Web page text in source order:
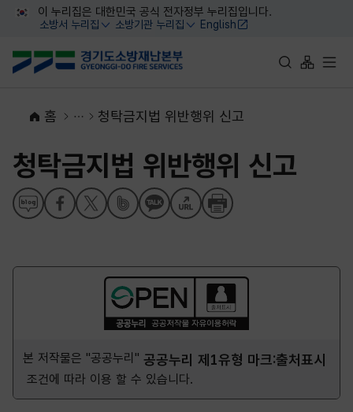
대메뉴 바로가기
본문 바로가기
이 누리집은 대한민국 공식 전자정부 누리집입니다.
소방서 누리집
열기
소방기관 누리집
열기
English
통합검색 바로가
사이트맵
전체
홈 청탁금지법 위반행위 신고
청탁금지법 위반행위 신고
본 저작물은 "공공누리" 공공누리 제1유형 마크:출처표시
조건에 따라 이용 할 수 있습니다.